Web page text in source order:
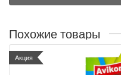
Похожие товары
Акция